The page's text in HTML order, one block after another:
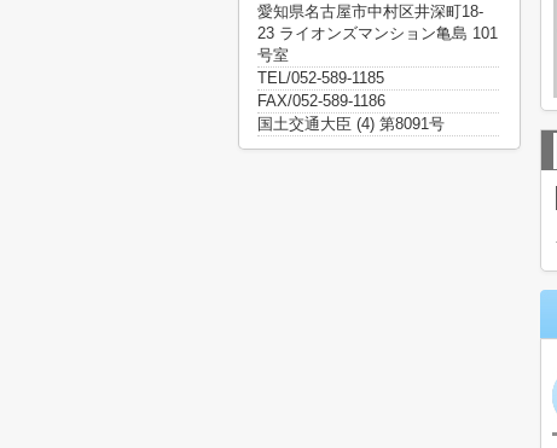
愛知県名古屋市中村区井深町18-
23 ライオンズマンション亀島 101
号室
TEL/052-589-1185
FAX/052-589-1186
国土交通大臣 (4) 第8091号